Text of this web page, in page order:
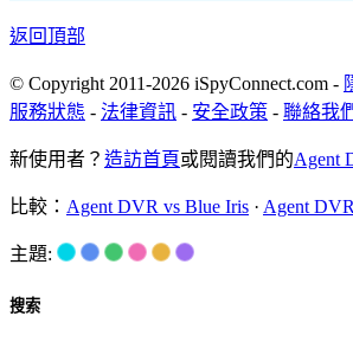
返回頂部
© Copyright 2011-2026 iSpyConnect.com -
服務狀態 - 法律資訊 - 安全政策 - 聯絡我
新使用者？ 造訪首頁或閱讀我們的Agent
比較： Agent DVR vs Blue Iris · Agent
主題:
搜索